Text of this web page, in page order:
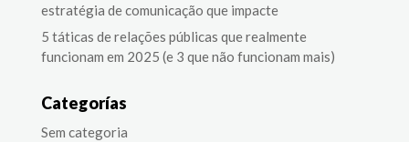
estratégia de comunicação que impacte
5 táticas de relações públicas que realmente
funcionam em 2025 (e 3 que não funcionam mais)
Categorías
Sem categoria